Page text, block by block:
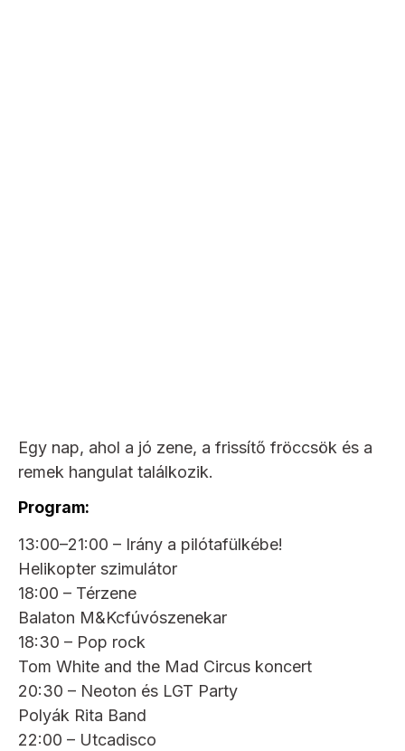
Egy nap, ahol a jó zene, a frissítő fröccsök és a
remek hangulat találkozik.
Program:
13:00–21:00 – Irány a pilótafülkébe!
Helikopter szimulátor
18:00 – Térzene
Balaton M&Kcfúvószenekar
18:30 – Pop rock
Tom White and the Mad Circus koncert
20:30 – Neoton és LGT Party
Polyák Rita Band
22:00 – Utcadisco